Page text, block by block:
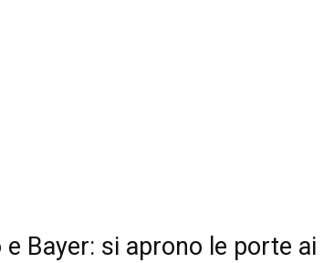
Bayer: si aprono le porte ai